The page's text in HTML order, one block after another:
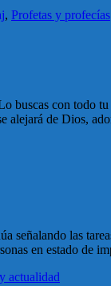
, Profetas y profecías
buscas con todo
alejará de Dios,
señalando las
en estado
actualidad